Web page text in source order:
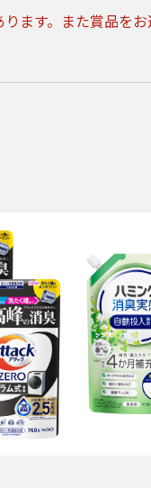
ます。また賞品を